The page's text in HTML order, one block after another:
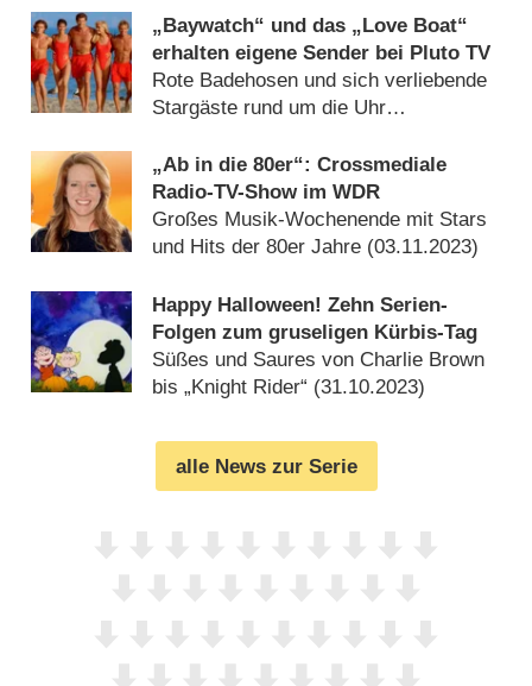
„Baywatch“ und das „Love Boat“
erhalten eigene Sender bei Pluto TV
Rote Badehosen und sich verliebende
Stargäste rund um die Uhr
„Ab in die 80er“: Crossmediale
Radio-TV-Show im WDR
Großes Musik-Wochenende mit Stars
und Hits der 80er Jahre (03.11.2023)
Happy Halloween! Zehn Serien-
Folgen zum gruseligen Kürbis-Tag
Süßes und Saures von Charlie Brown
bis „Knight Rider“ (31.10.2023)
alle News zur Serie